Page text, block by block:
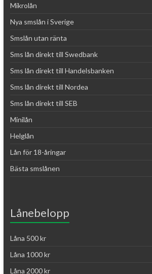
Mikrolån
Nya smslån i Sverige
Smslån utan ränta
Sms lån direkt till Swedbank
Sms lån direkt till Handelsbanken
Sms lån direkt till Nordea
Sms lån direkt till SEB
Minilån
Helglån
Lån för 18-åringar
Bästa smslånen
Lånebelopp
Låna 500 kr
Låna 1000 kr
Låna 2000 kr